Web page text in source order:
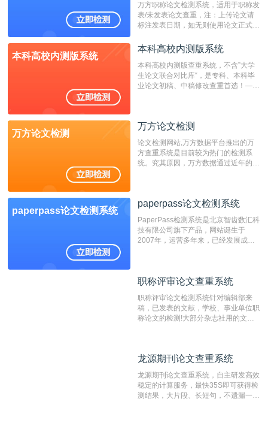
万方职称论文检测系统，适用于职称发
表/未发表论文查重，注：上传论文请
标注发表日期，如无则使用论文正式发
成时间作为发表日期。
本科高校内测版系统
本科高校内测版系统
本科高校内测版查重系统，不含”大学
生论文联合对比库“，是专科、本科毕
业论文初稿、中稿修改查重首选！——
万方论文检测
万方论文检测
论文检测网站,万方数据平台推出的万
方查重系统是目前较为热门的检测系
统。究其原因，万方数据通过近年的发
非。其次，相对于知网而言，万方检测
重的推荐系统。
paperpass论文检测系统
paperpass论文检测系统
PaperPass检测系统是北京智齿数汇科
技有限公司旗下产品，网站诞生于
2007年，运营多年来，已经发展成为
检测速度快、精度高，市场反映良好。
职称评审论文查重系统
职称评审论文检测系统针对编辑部来
稿，已发表的文献，学校、事业单位职
称论文的检测!大部分杂志社用的文献
编辑部检测来稿和已发表的文献,检测
测时注意填写第一作者,才能排除已发
表文献复制比。（限制字符数1万）
龙源期刊论文查重系统
龙源期刊论文查重系统，自主研发高效
稳定的计算服务，最快35S即可获得检
测结果，大片段、长短句，不遗漏一处